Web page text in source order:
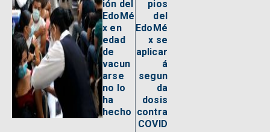
ión del
EdoMé
x en
edad
de
vacun
arse
no lo
ha
hecho
pios
del
EdoMé
x se
aplicar
á
segun
da
dosis
contra
COVID